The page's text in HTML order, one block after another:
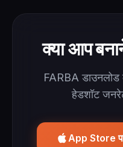
क्या आप
FARBA
हेडशॉट
App Store